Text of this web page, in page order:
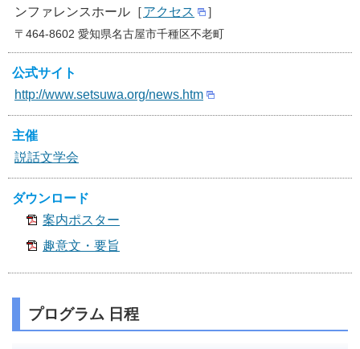
ンファレンスホール［アクセス ］
〒464-8602 愛知県名古屋市千種区不老町
公式サイト
http://www.setsuwa.org/news.htm
主催
説話文学会
ダウンロード
案内ポスター
趣意文・要旨
プログラム 日程